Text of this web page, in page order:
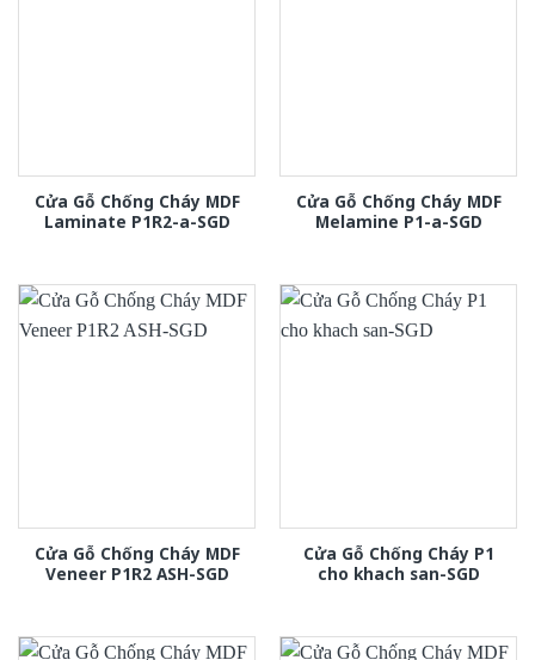
Cửa Gỗ Chống Cháy MDF
Laminate P1R2-a-SGD
Cửa Gỗ Chống Cháy MDF
Melamine P1-a-SGD
Cửa Gỗ Chống Cháy MDF
Veneer P1R2 ASH-SGD
Cửa Gỗ Chống Cháy P1
cho khach san-SGD